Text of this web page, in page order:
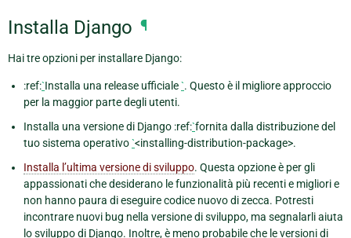
Installa Django ¶
Hai tre opzioni per installare Django:
:ref:`Installa una release ufficiale`. Questo è il migliore approccio
per la maggior parte degli utenti.
Installa una versione di Django :ref:`fornita dalla distribuzione del
tuo sistema operativo`<installing-distribution-package>.
Installa l’ultima versione di sviluppo. Questa opzione è per gli
appassionati che desiderano le funzionalità più recenti e migliori e
non hanno paura di eseguire codice nuovo di zecca. Potresti
incontrare nuovi bug nella versione di sviluppo, ma segnalarli aiuta
lo sviluppo di Django. Inoltre, è meno probabile che le versioni di